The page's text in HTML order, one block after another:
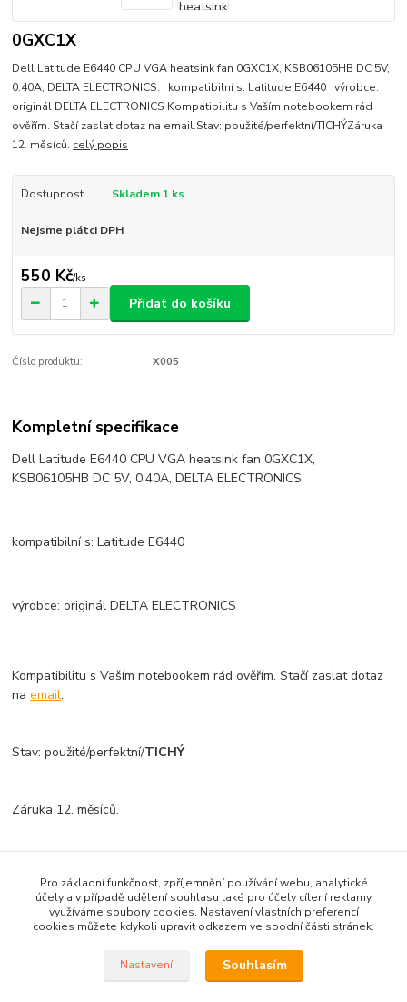
0GXC1X
Dell Latitude E6440 CPU VGA heatsink fan 0GXC1X, KSB06105HB DC 5V,
0.40A, DELTA ELECTRONICS. kompatibilní s: Latitude E6440 výrobce:
originál DELTA ELECTRONICS Kompatibilitu s Vaším notebookem rád
ověřím. Stačí zaslat dotaz na email.Stav: použité/perfektní/TICHÝZáruka
12. měsíců. celý popis
Dostupnost Skladem 1 ks
Nejsme plátci DPH
550 Kč/ks
Přidat do košíku
Číslo produktu: X005
Kompletní specifikace
Dell Latitude E6440 CPU VGA heatsink fan 0GXC1X,
KSB06105HB DC 5V, 0.40A, DELTA ELECTRONICS.
kompatibilní s: Latitude E6440
výrobce: originál DELTA ELECTRONICS
Kompatibilitu s Vaším notebookem rád ověřím. Stačí zaslat dotaz
naemail.
Stav: použité/perfektní/TICHÝ
Záruka 12. měsíců.
Zboží zařazeno v kategoriích
Chlazení - chladiče, fan...
Pro základní funkčnost, zpříjemnění používání webu, analytické
účely a v případě udělení souhlasu také pro účely cílení reklamy
využíváme soubory cookies. Nastavení vlastních preferencí
cookies můžete kdykoli upravit odkazem ve spodní části stránek.
Nastavení Souhlasím